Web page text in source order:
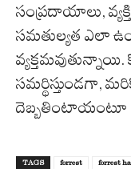
సంప్రదాయాలు,
సమతుల్యత ఎలా
వ్యక్తమవుతున్నాయి.
సమర్థిస్తుండగా,
దెబ్బతింటాయంటూ
TAGS forrest forrest